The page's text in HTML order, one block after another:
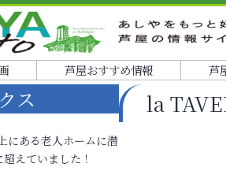
芦屋おすすめ情報 芦
la
ス
ある老人ホームに潜
えていました！